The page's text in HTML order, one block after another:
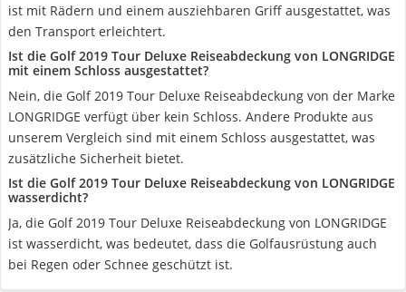
ist mit Rädern und einem ausziehbaren Griff ausgestattet, was
den Transport erleichtert.
Ist die Golf 2019 Tour Deluxe Reiseabdeckung von LONGRIDGE
mit einem Schloss ausgestattet?
Nein, die Golf 2019 Tour Deluxe Reiseabdeckung von der Marke
LONGRIDGE verfügt über kein Schloss. Andere Produkte aus
unserem Vergleich sind mit einem Schloss ausgestattet, was
zusätzliche Sicherheit bietet.
Ist die Golf 2019 Tour Deluxe Reiseabdeckung von LONGRIDGE
wasserdicht?
Ja, die Golf 2019 Tour Deluxe Reiseabdeckung von LONGRIDGE
ist wasserdicht, was bedeutet, dass die Golfausrüstung auch
bei Regen oder Schnee geschützt ist.